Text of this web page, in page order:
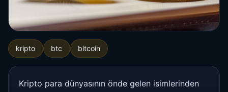
kripto btc bitcoin
Kripto para dünyasının önde gelen isimlerinden